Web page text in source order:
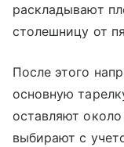
раскладывают
столешницу от
После этого
основную
оставляют
выбирают с